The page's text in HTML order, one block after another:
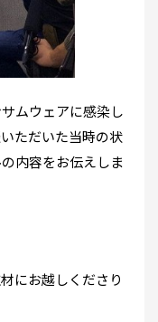
ムウェアに感染し
ただいた当時の状
内容をお伝えしま
にお越しくださり